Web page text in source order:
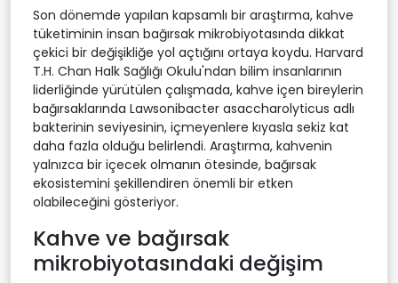
Son dönemde yapılan kapsamlı bir araştırma, kahve
tüketiminin insan bağırsak mikrobiyotasında dikkat
çekici bir değişikliğe yol açtığını ortaya koydu. Harvard
T.H. Chan Halk Sağlığı Okulu'ndan bilim insanlarının
liderliğinde yürütülen çalışmada, kahve içen bireylerin
bağırsaklarında Lawsonibacter asaccharolyticus adlı
bakterinin seviyesinin, içmeyenlere kıyasla sekiz kat
daha fazla olduğu belirlendi. Araştırma, kahvenin
yalnızca bir içecek olmanın ötesinde, bağırsak
ekosistemini şekillendiren önemli bir etken
olabileceğini gösteriyor.
Kahve ve bağırsak
mikrobiyotasındaki değişim